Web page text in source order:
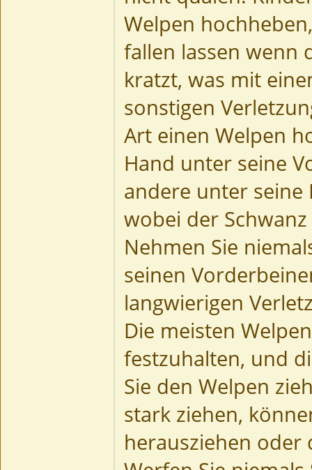
Welpen
fallen lassen wenn
kratzt, was mit
sonstigen
Art einen Welpen
Hand unter seine
andere unter
wobei der
Nehmen Sie
seinen
langwierigen
Die meisten
festzuhalten, und
Sie den Welpen
stark ziehen,
herausziehen